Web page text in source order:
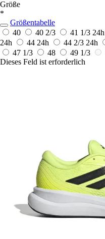
Größe
*
Größentabelle
40
40 2/3 41 1/3 24h
24h
44 24h 44 2/3 24h
47 1/3
48 49 1/3
Dieses Feld ist erforderlich